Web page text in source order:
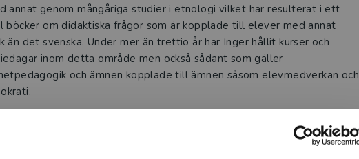
annat genom mångåriga studier i etnologi vilket har resulterat i ett
böcker om didaktiska frågor som är kopplade till elever med annat
än det svenska. Under mer än trettio år har Inger hållit kurser och
inom detta område men också sådant som gäller
och ämnen kopplade till ämnen såsom elevmedverkan och